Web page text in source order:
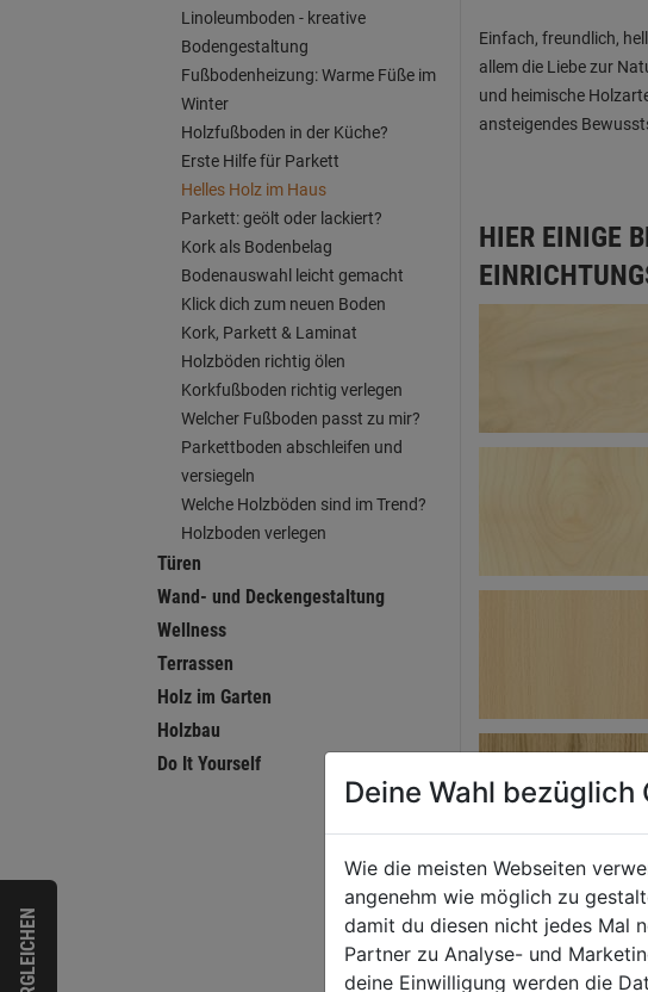
VERGLEICHEN
Linoleumboden - kreative
Bodengestaltung
Fußbodenheizung: Warme Füße im
Winter
Holzfußboden in der Küche?
Erste Hilfe für Parkett
Helles Holz im Haus
Parkett: geölt oder lackiert?
Kork als Bodenbelag
Bodenauswahl leicht gemacht
Klick dich zum neuen Boden
Kork, Parkett & Laminat
Holzböden richtig ölen
Korkfußboden richtig verlegen
Welcher Fußboden passt zu mir?
Parkettboden abschleifen und
versiegeln
Welche Holzböden sind im Trend?
Holzboden verlegen
Türen
Wand- und Deckengestaltung
Wellness
Terrassen
Holz im Garten
Holzbau
Do It Yourself
Einfach, freundlich,
allem die Liebe zur
und heimische
ansteigendes
HIER EINIGE
Deine Wahl
Wie die meisten Webseiten
angenehm wie möglich zu
damit du diesen nicht jedes Mal
Partner zu Analyse- und
deine Einwilligung werden die